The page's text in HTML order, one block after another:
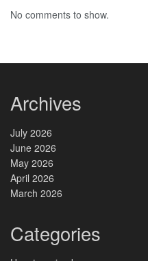
No comments to show.
Archives
July 2026
June 2026
May 2026
April 2026
March 2026
Categories